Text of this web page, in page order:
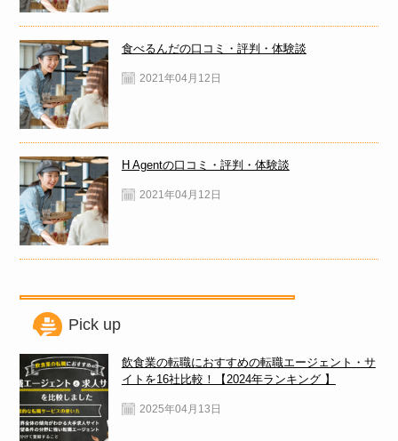
食べるんだの口コミ・評判・体験談
2021年04月12日
H Agentの口コミ・評判・体験談
2021年04月12日
Pick up
飲食業の転職におすすめの転職エージェント・サ
イトを16社比較！【2024年ランキング 】
2025年04月13日